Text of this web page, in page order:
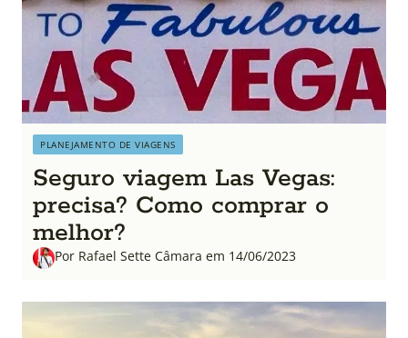
PLANEJAMENTO DE VIAGENS
Seguro viagem Las Vegas:
precisa? Como comprar o
melhor?
Por Rafael Sette Câmara em 14/06/2023